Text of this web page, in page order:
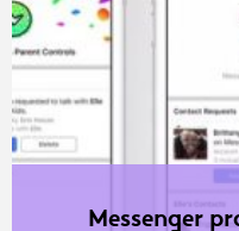
Messenger